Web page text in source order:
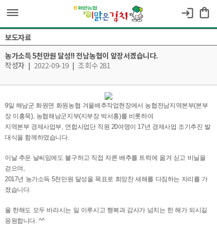
dehaze login shopping_bag
보도자료
농가소득 5천만원 달성!! 전남농협이 앞장서겠습니다.
작성자 | 2022-09-19 | 조회수 281
9일 해남군 화원면 화원농협 겨울배추작업현장에서 농협전남지역본부(본부
장 이흥묵), 농협해남군지부(지부장 박서홍)를 비롯하여
지역본부 경제사업부, 연합사업단 직원 20여명이 17년 경제사업 조기추진 발
대식을 함께하였습니다.
이날 추운 날씨임에도 불구하고 직접 자른 배추를 트럭에 옮겨 싣고 비닐을
걷으며,
2017년 농가소득 5천만원 달성을 목표로 희망찬 새해를 다짐하는 자리를 가
졌습니다.
올 한해도 모두 바라시는 일 이루시고 행복과 감사가 넘치는 한 해가 되시길
응원합니다. ^^